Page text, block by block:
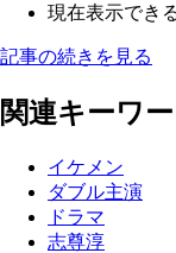
現在表示でき
記事の続きを見る
関連キーワ
イケメン
ダブル主演
ドラマ
志尊淳